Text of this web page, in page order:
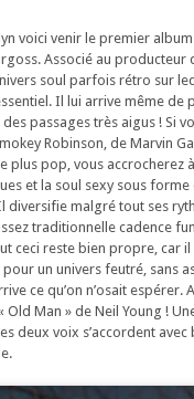
voici venir le premier
Associé au
soul parfois rétro sur
Il lui arrive même de
passages très aigus ! Si
Robinson, de Marvin
plus pop, vous accrocherez
et la soul sexy sous
diversifie malgré tout ses
traditionnelle cadence
ceci reste bien propre, car
un univers feutré, sans
ce qu’on n’osait
Man » de Neil Young !
deux voix s’accordent